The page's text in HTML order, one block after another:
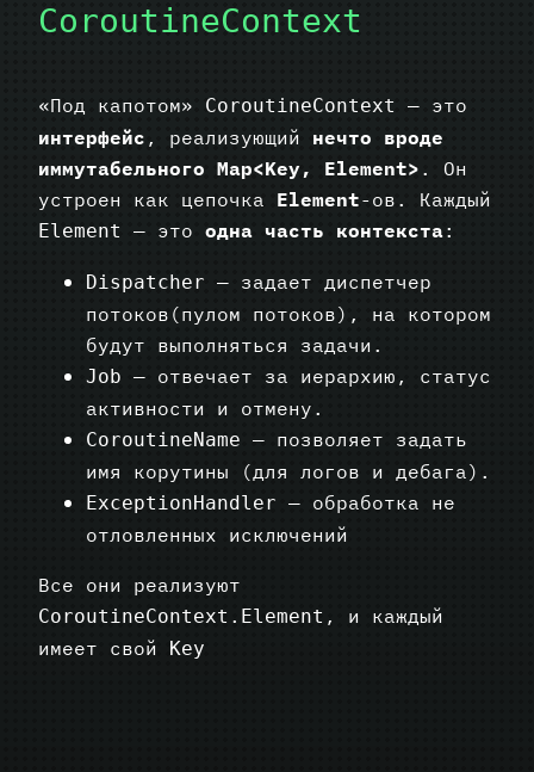
CoroutineContext
«Под капотом» CoroutineContext
— это
интерфейс , реализующий нечто вроде
иммутабельного Map<Key, Element>. Он
устроен как цепочка Element-ов. Каждый
Element — это одна часть контекста:
Dispatcher — задает диспетчер
потоков(пулом потоков), на котором
будут выполняться задачи.
Job — отвечает за иерархию, статус
активности и отмену.
CoroutineName — позволяет задать
имя корутины (для логов и дебага).
ExceptionHandler — обработка не
отловленных исключений
Все они реализуют
CoroutineContext.Element , и каждый
имеет свой
Key